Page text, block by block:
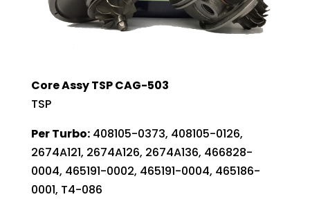
Core Assy TSP CAG-503
TSP
Per Turbo:408105-0373, 408105-0126,
2674A121, 2674A126, 2674A136, 466828-
0004, 465191-0002, 465191-0004, 465186-
0001, T4-086